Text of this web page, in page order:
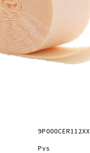
9P000CER112XX
Pvs